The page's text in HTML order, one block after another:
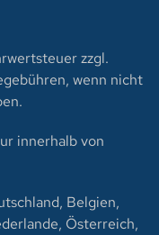
zzgl.
wenn nicht
innerhalb von
Belgien,
Österreich,